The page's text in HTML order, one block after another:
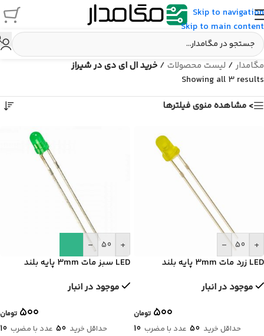
Skip to navigation
Skip to main content
مگامدار/ لیست محصولات / خرید ال ای دی در شیراز
Showing all 3 results
> مشاهده منوی فیلترها
-
+
LED زرد مات 3mm پایه بلند
موجود در انبار
۵۰۰ تومان
حداقل خرید 50 عدد با مضرب 10
-
+
LED سبز مات 3mm پایه بلند
موجود در انبار
۵۰۰ تومان
حداقل خرید 50 عدد با مضرب 10